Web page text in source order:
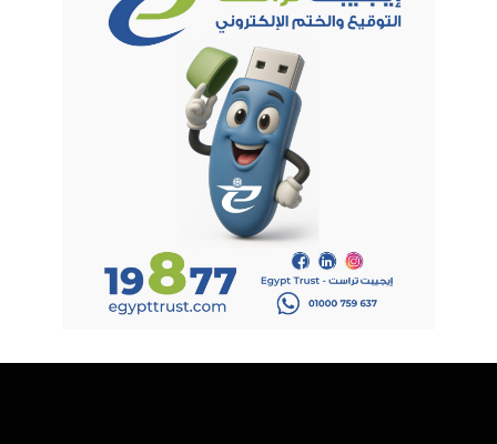
الأتمتة الرقمية دون الحاجة إلى المعاملات الورقية. وهذا يقلل من
الوقت الضائع ويحد من الأخطاء التي غالبًا ما تصاحب إدخال البيانات
-الثقة والشفافية: بفضل الطبيعة اللامركزية للبلوك تشين وغياب
الأطراف الوسيطة، يتم تسجيل كل معاملة في سجلات مشفرة
وموزعة بين المشاركين، مما يعزز الثقة ويضمن عدم إمكانية التلاعب
بالمعلومات لتحقيق مكاسب شخصية.
-الحماية والأمان: تُسجل جميع المعاملات في شبكة البلوك تشين
بشكل مُشفر، مما يجعل اختراقها بالغ الصعوبة. كما أن ترابط
السجلات داخل السلسلة يفرض على أي مُخترق تعديل الشبكة